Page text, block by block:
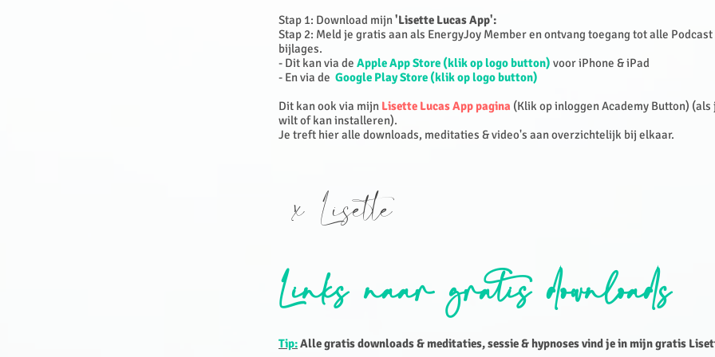
Stap 1: Download mijn'Lisette Lucas App':
Stap 2: Meld je gratis aan als EnergyJoy Member en ontvang toegang tot alle
bijlages.
- Dit kan via de Apple App Store (klik op logo button) voor iPhone & iPad
- En via de Google Play Store (klik op logo button)
Dit kan ook via mijn Lisette Lucas App pagina (Klik op inloggen Academy Button) (als
wilt of kan installeren).
Je treft hier alle downloads, meditaties & video's aan overzichtelijk bij elkaar.
x Lisette
Links naar gratis downloads
Tip:Alle gratis downloads & meditaties, sessie & hypnoses vind je in mijn gratis